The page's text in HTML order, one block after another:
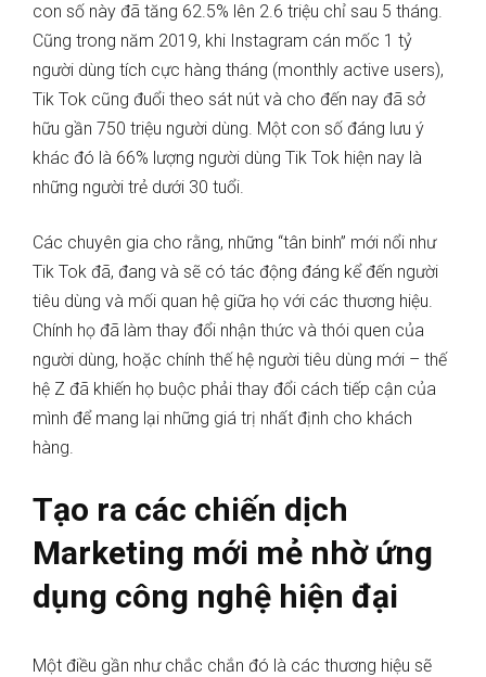
con số này đã tăng 62.5% lên 2.6 triệu chỉ sau 5 tháng.
Cũng trong năm 2019, khi Instagram cán mốc 1 tỷ
người dùng tích cực hàng tháng (monthly active users),
Tik Tok cũng đuổi theo sát nút và cho đến nay đã sở
hữu gần 750 triệu người dùng. Một con số đáng lưu ý
khác đó là 66% lượng người dùng Tik Tok hiện nay là
những người trẻ dưới 30 tuổi.
Các chuyên gia cho rằng, những “tân binh” mới nổi như
Tik Tok đã, đang và sẽ có tác động đáng kể đến người
tiêu dùng và mối quan hệ giữa họ với các thương hiệu.
Chính họ đã làm thay đổi nhận thức và thói quen của
người dùng, hoặc chính thế hệ người tiêu dùng mới – thế
hệ Z đã khiến họ buộc phải thay đổi cách tiếp cận của
mình để mang lại những giá trị nhất định cho khách
hàng.
Tạo ra các chiến dịch
Marketing mới mẻ nhờ ứng
dụng công nghệ hiện đại
Một điều gần như chắc chắn đó là các thương hiệu sẽ